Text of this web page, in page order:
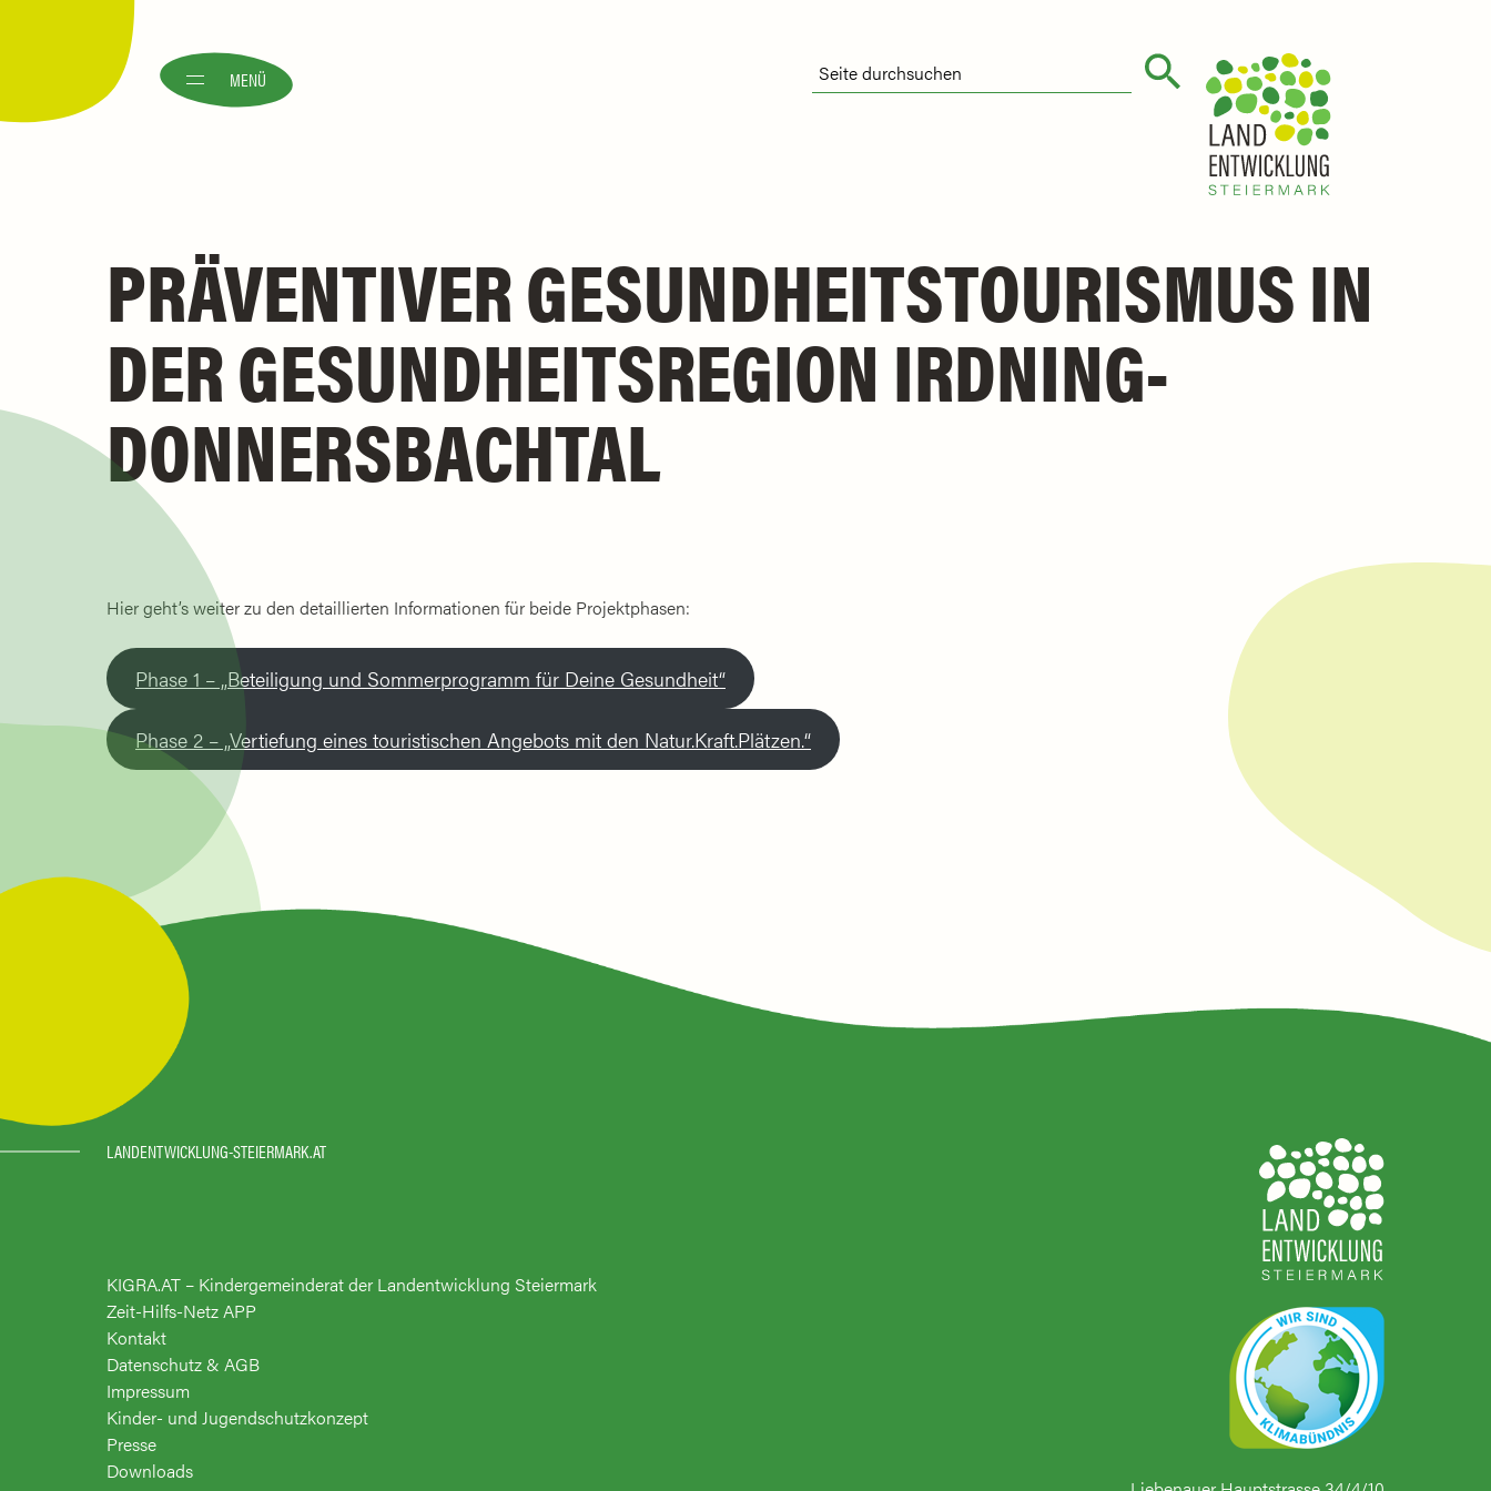
MENÜ
PRÄVENTIVER GESUNDHEITSTOURISMUS IN
DER GESUNDHEITSREGION IRDNING-
DONNERSBACHTAL
Hier geht’s weiter zu den detaillierten Informationen für beide Projektphasen:
Phase 1 – „Beteiligung und Sommerprogramm für Deine Gesundheit“
Phase 2 – „Vertiefung eines touristischen Angebots mit den Natur.Kraft.Plätzen.“
LANDENTWICKLUNG-STEIERMARK.AT
KIGRA.AT – Kindergemeinderat der Landentwicklung Steiermark
Zeit-Hilfs-Netz APP
Kontakt
Datenschutz & AGB
Impressum
Kinder- und Jugendschutzkonzept
Presse
Downloads